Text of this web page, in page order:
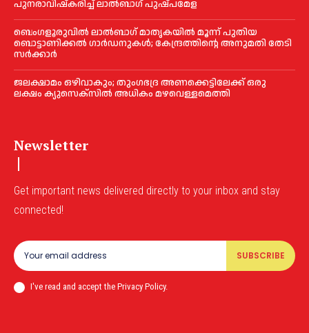
പുനരാവിഷ്‌കരിച്ച് ലാൽബാഗ് പുഷ്പമേള
ബെംഗളൂരുവിൽ ലാൽബാഗ് മാതൃകയിൽ മൂന്ന് പുതിയ
ബൊട്ടാണിക്കൽ ഗാർഡനുകൾ; കേന്ദ്രത്തിന്റെ അനുമതി തേടി
സർക്കാർ
ജലക്ഷാമം ഒഴിവാകും; തുംഗഭദ്ര അണക്കെട്ടിലേക്ക് ഒരു
ലക്ഷം ക്യുസെക്സില്‍ അധികം മഴവെള്ളമെത്തി
Newsletter
Get important news delivered directly to your inbox and stay
connected!
SUBSCRIBE
I've read and accept the Privacy Policy.